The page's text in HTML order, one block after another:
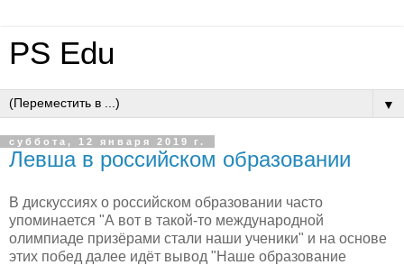
PS Edu
▼
суббота, 12 января 2019 г.
Левша в российском образовании
В дискуссиях о российском образовании часто
упоминается "А вот в такой-то международной
олимпиаде призёрами стали наши ученики" и на основе
этих побед далее идёт вывод "Наше образование